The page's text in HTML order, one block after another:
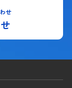
せ